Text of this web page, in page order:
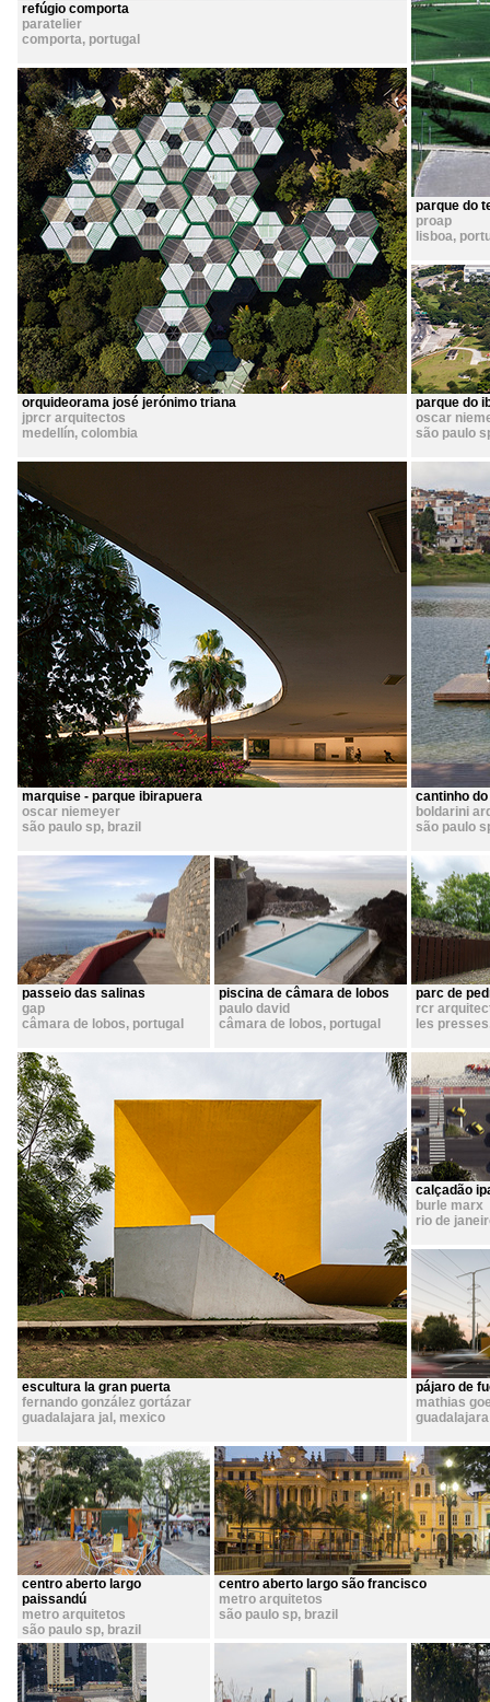
refúgio comporta
paratelier
comporta, portugal
parque do
proap
lisboa,
orquideorama josé jerónimo triana
jprcr arquitectos
medellín, colombia
parque do
oscar
são paulo
marquise - parque ibirapuera
oscar niemeyer
são paulo sp, brazil
cantinho
boldarini
são paulo
passeio das salinas
gap
câmara de lobos, portugal
piscina de câmara de lobos
paulo david
câmara de lobos, portugal
parc de
rcr
les presses
escultura la gran puerta
fernando gonzález gortázar
guadalajara jal , mexico
calçadão
burle marx
rio de
pájaro de
mathias
centro aberto largo
paissandú
metro arquitetos
são paulo sp, brazil
centro aberto largo são francisco
metro arquitetos
são paulo sp, brazil